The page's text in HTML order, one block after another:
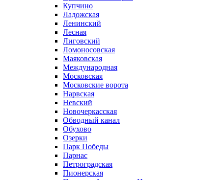
Купчино
Ладожская
Ленинский
Лесная
Лиговский
Ломоносовская
Маяковская
Международная
Московская
Московские ворота
Нарвская
Невский
Новочеркасская
Обводный канал
Обухово
Озерки
Парк Победы
Парнас
Петроградская
Пионерская